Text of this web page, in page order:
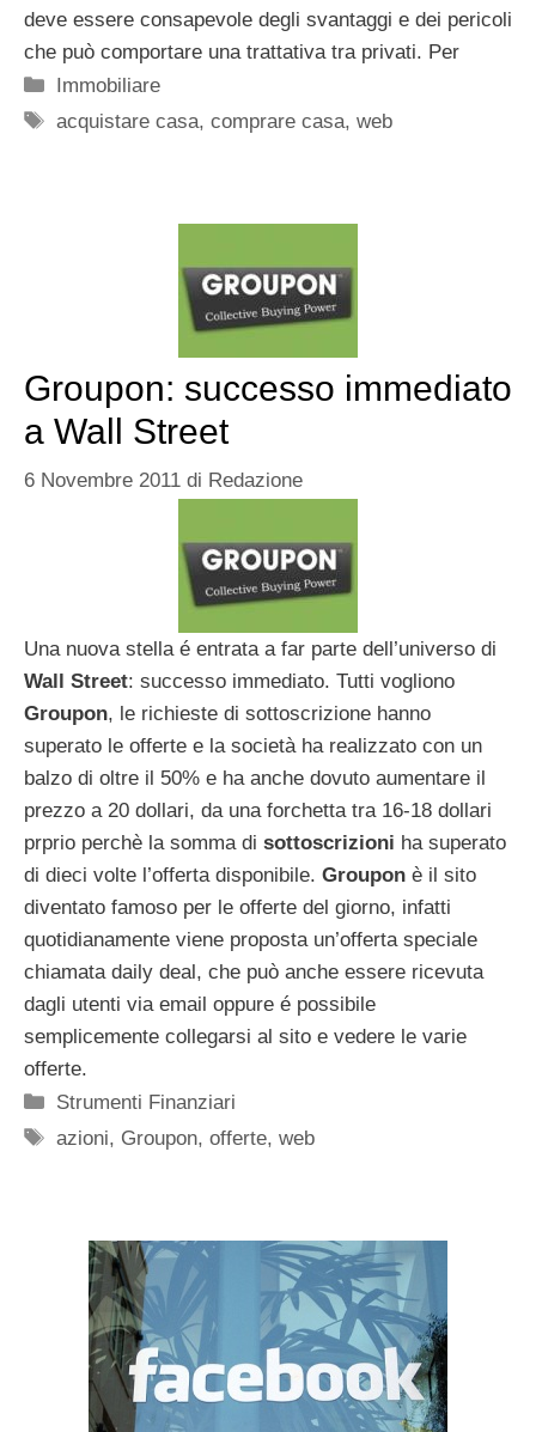
deve essere consapevole degli svantaggi e dei pericoli
che può comportare una trattativa tra privati. Per
Categorie
Immobiliare
Tag
acquistare casa,comprare casa,web
Groupon: successo immediato
a Wall Street
6 Novembre 2011 di Redazione
Una nuova stella é entrata a far parte dell’universo di
Wall Street: successo immediato. Tutti vogliono
Groupon, le richieste di sottoscrizione hanno
superato le offerte e la società ha realizzato con un
balzo di oltre il 50% e ha anche dovuto aumentare il
prezzo a 20 dollari, da una forchetta tra 16-18 dollari
prprio perchè la somma di sottoscrizioni ha superato
di dieci volte l’offerta disponibile. Groupon è il sito
diventato famoso per le offerte del giorno, infatti
quotidianamente viene proposta un’offerta speciale
chiamata daily deal, che può anche essere ricevuta
dagli utenti via email oppure é possibile
semplicemente collegarsi al sito e vedere le varie
offerte.
Categorie
Strumenti Finanziari
Tag
azioni, Groupon,offerte,web